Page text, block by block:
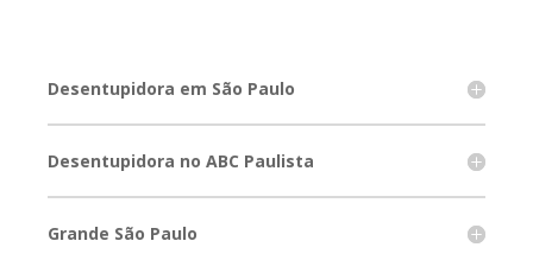
Desentupidora em São Paulo
Desentupidora no ABC Paulista
Grande São Paulo